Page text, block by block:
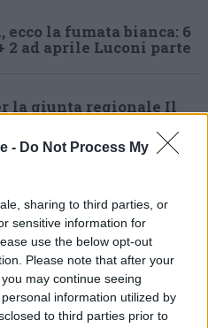
- Do Not Process My
sharing to third parties, or
sensitive information for
use the below opt-out
Please note that after your
may continue seeing
information utilized by
to third parties prior to
la fumata bianca: 6
2 ad aprile Luconi parte
la giunta regionale Il
(e Saltamartini)
«Ecco la nuova
regionale,
giunta
toto-assessori,